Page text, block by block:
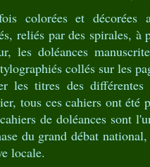
colorées et décorées
reliés par des spirales, à
les doléances
collés sur les
les titres des différentes
tous ces cahiers ont été
de doléances sont
du grand débat
locale.